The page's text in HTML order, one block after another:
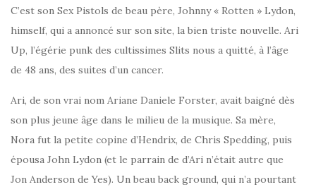
C’est son Sex Pistols de beau père, Johnny « Rotten » Lydon,
himself, qui a annoncé sur son site, la bien triste nouvelle. Ari
Up, l’égérie punk des cultissimes Slits nous a quitté, à l’âge
de 48 ans, des suites d’un cancer.
Ari, de son vrai nom Ariane Daniele Forster, avait baigné dès
son plus jeune âge dans le milieu de la musique. Sa mère,
Nora fut la petite copine d’Hendrix, de Chris Spedding, puis
épousa John Lydon (et le parrain de d’Ari n’était autre que
Jon Anderson de Yes). Un beau back ground, qui n’a pourtant